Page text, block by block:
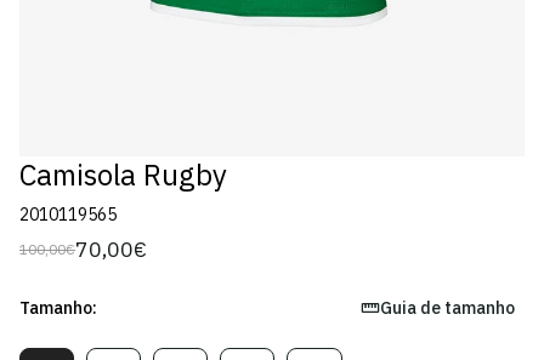
Camisola Rugby
2010119565
Preço
100,00€
Preço
venda
70,00€
Tamanho: Guia de tamanho